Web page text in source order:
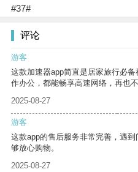
#37#
评论
游客
这款加速器app简直是居家旅行必
作办公，都能畅享高速网络，再也
2025-08-27
游客
这款app的售后服务非常完善，遇
够放心购物。
2025-08-27